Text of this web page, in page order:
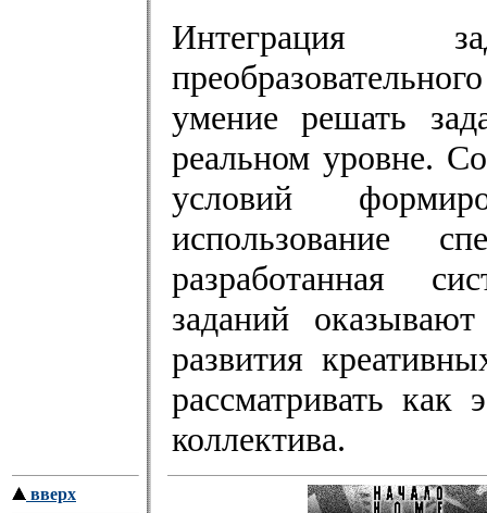
Интеграция
умение решать
реальном уровне.
условий
использование
разработанная
заданий
развития
рассматривать как
коллектива.
вверх